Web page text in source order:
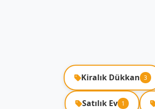
Kiralık Dükkan 3
Satılık Ev 1